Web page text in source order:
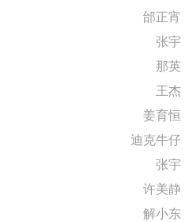
邰正宵
张宇
那英
王杰
姜育恒
迪克牛仔
张宇
许美静
解小东